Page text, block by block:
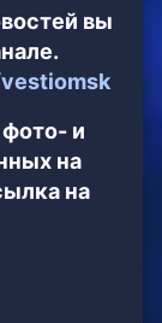
вы
и
на
на